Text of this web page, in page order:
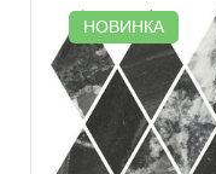
НОВИНКА